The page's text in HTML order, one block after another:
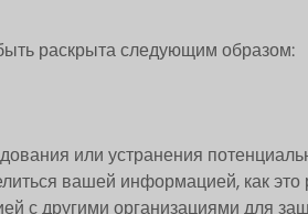
раскрыта следующим образом:
или устранения
вашей информацией, как
с другими организациями для